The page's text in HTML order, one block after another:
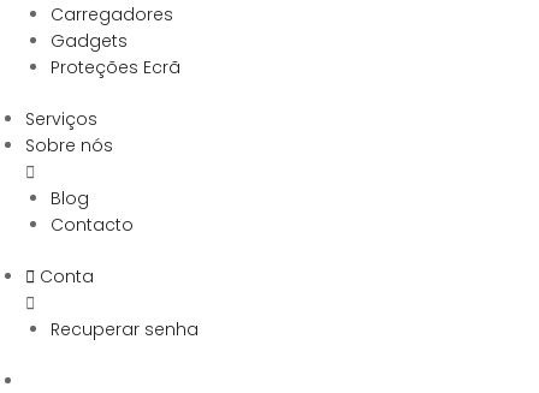
Carregadores
Gadgets
Proteções Ecrã
Serviços
Sobre nós
Blog
Contacto
Conta
Recuperar senha